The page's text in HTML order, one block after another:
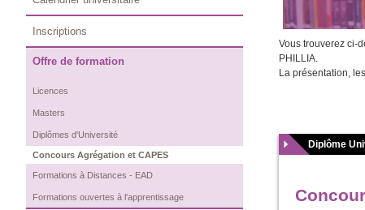
Vous trouverez ci-
PHILLIA.
La présentation,
Diplôme
Inscriptions
Offre de formation
Licences
Masters
Diplômes d'Université
Concours Agrégation et CAPES
Formations à Distances - EAD
Formations ouvertes à l'apprentissage